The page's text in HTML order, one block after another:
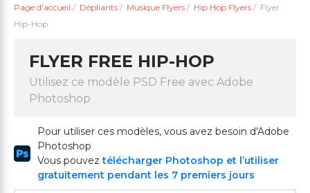
Page d'accueil / Dépliants / Musique Flyers / Hip Hop Flyers / Flyer
Hip-Hop
FLYER FREE HIP-HOP
Utilisez ce modèle PSD Free avec Adobe
Photoshop
Pour utiliser ces modèles, vous avez besoin d'Adobe
Photoshop
Vous pouveztélécharger Photoshop et l’utiliser
gratuitement pendant les 7 premiers jours